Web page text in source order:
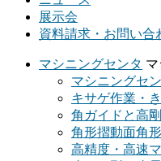
展示会
資料請求・お問い合
マシニングセンタ
マシニングセ
キサゲ作業・
角ガイドと高
角形摺動面角
高精度・高速